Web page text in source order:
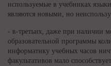
используемые в учебниках
являются новыми, но
- в-третьих, даже при наличии
образовательной программы
информатику учебных часов
факультативов мало